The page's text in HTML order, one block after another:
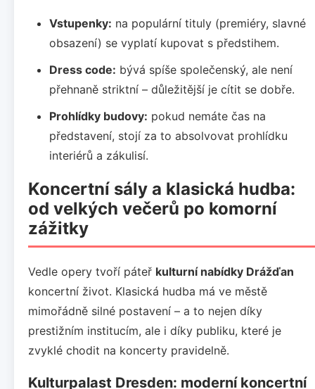
Vstupenky: na populární tituly (premiéry, slavné
obsazení) se vyplatí kupovat s předstihem.
Dress code: bývá spíše společenský, ale není
přehnaně striktní – důležitější je cítit se dobře.
Prohlídky budovy: pokud nemáte čas na
představení, stojí za to absolvovat prohlídku
interiérů a zákulisí.
Koncertní sály a klasická hudba:
od velkých večerů po komorní
zážitky
Vedle opery tvoří páteř kulturní nabídky Drážďan
koncertní život. Klasická hudba má ve městě
mimořádně silné postavení – a to nejen díky
prestižním institucím, ale i díky publiku, které je
zvyklé chodit na koncerty pravidelně.
Kulturpalast Dresden: moderní koncertní